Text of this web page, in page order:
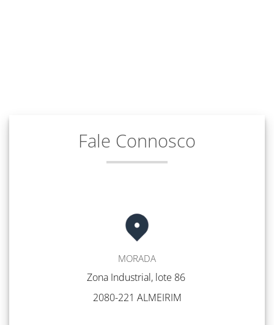
Fale Connosco
MORADA
Zona Industrial, lote 86
2080-221 ALMEIRIM